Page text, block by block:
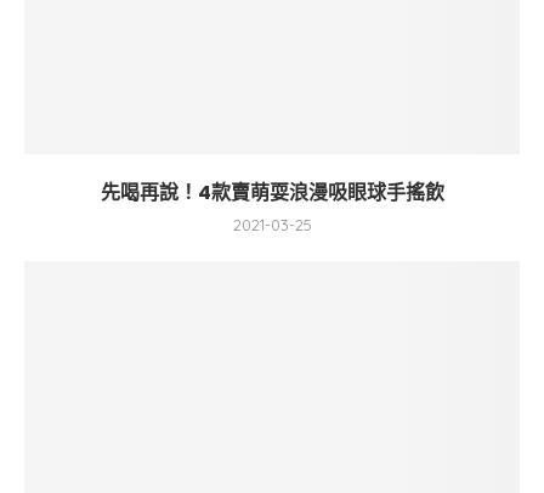
先喝再說！4款賣萌耍浪漫吸眼球手搖飲
2021-03-25